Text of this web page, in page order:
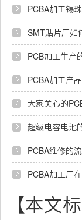
PCBA加工锡
SMT贴片厂如
PCB加工生产
PCBA加工产
大家关心的
超级电容电池
PCBA维修的
PCBA加工厂
【本文